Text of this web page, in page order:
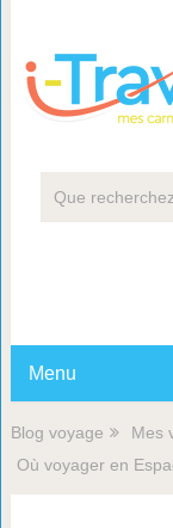
Menu
Blog voyage Mes
Où voyager en